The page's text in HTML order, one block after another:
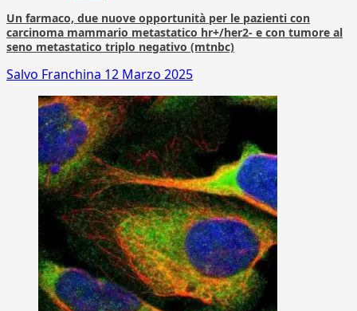
Un farmaco, due nuove opportunità per le pazienti con
carcinoma mammario metastatico hr+/her2- e con tumore al
seno metastatico triplo negativo (mtnbc)
Salvo Franchina 12 Marzo 2025